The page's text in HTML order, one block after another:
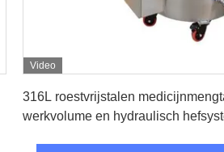
Video
316L roestvrijstalen
werkvolume en hydraulisch